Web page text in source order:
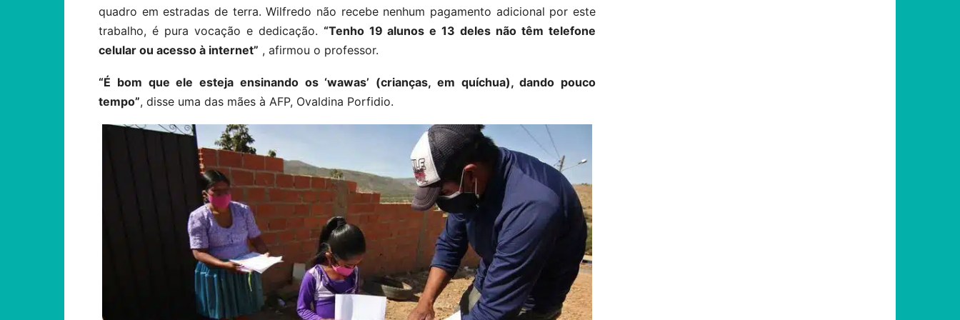
quadro em estradas de terra. Wilfredo não recebe nenhum pagamento adicional por este
trabalho, é pura vocação e dedicação. “Tenho 19 alunos e 13 deles não têm telefone
celular ou acesso à internet” , afirmou o professor.
“É bom que ele esteja ensinando os ‘wawas’ (crianças, em quíchua), dando pouco
tempo”, disse uma das mães à AFP, Ovaldina Porfidio.